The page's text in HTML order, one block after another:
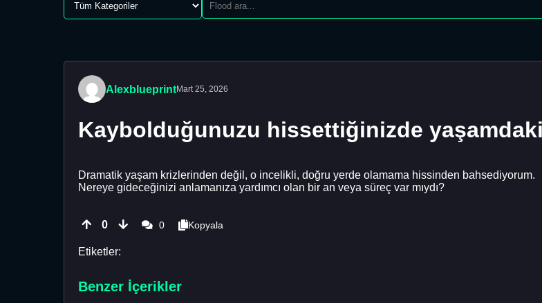
AlexblueprintMart 25, 2026
Kaybolduğunuzu hissettiğinizde
Dramatik yaşam krizlerinden değil, o incelikli, doğru yerde olamama hissinden bahsediyorum.
Nereye gideceğinizi anlamanıza yardımcı olan bir an veya süreç var mıydı?
0 0 Kopyala
Etiketler:
Benzer İçerikler